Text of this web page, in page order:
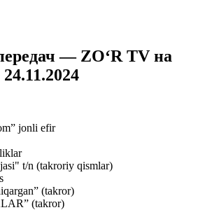
— ZO‘R TV на
jonli efir
t/n (takroriy qismlar)
(takror)
(takror)